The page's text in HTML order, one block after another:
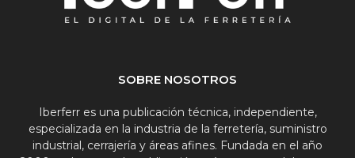
SOBRE NOSOTROS
Iberferr es una publicación técnica, independiente,
especializada en la industria de la ferretería, suministro
industrial, cerrajería y áreas afines. Fundada en el año